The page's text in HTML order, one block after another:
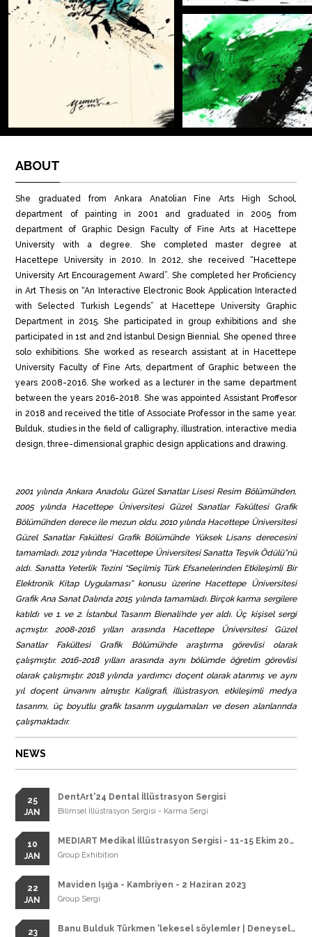
ABOUT
She graduated from Ankara Anatolian Fine Arts High School,
department of painting in 2001 and graduated in 2005 from
department of Graphic Design Faculty of Fine Arts at Hacettepe
University with a degree. She completed master degree at
Hacettepe University in 2010. In 2012, she received “Hacettepe
University Art Encouragement Award”. She completed her Proficiency
in Art Thesis on “An Interactive Electronic Book Application Interacted
with Selected Turkish Legends” at Hacettepe University Graphic
Department in 2015. She participated in group exhibitions and she
participated in 1st and 2nd İstanbul Design Biennial. She opened three
solo exhibitions. She worked as research assistant at in Hacettepe
University Faculty of Fine Arts, department of Graphic between the
years 2008-2016. She worked as a lecturer in the same department
between the years 2016-2018. She was appointed Assistant Proffesor
in 2018 and received the title of Associate Professor in the same year.
Bulduk, studies in the field of calligraphy, illustration, interactive media
design, three-dimensional graphic design applications and drawing.
2001 yılında Ankara Anadolu Güzel Sanatlar Lisesi Resim Bölümü’nden,
2005 yılında Hacettepe Üniversitesi Güzel Sanatlar Fakültesi Grafik
Bölümü’nden derece ile mezun oldu. 2010 yılında Hacettepe Üniversitesi
Güzel Sanatlar Fakültesi Grafik Bölümü’nde Yüksek Lisans derecesini
tamamladı. 2012 yılında “Hacettepe Üniversitesi Sanatta Teşvik Ödülü”nü
aldı. Sanatta Yeterlik Tezini “Seçilmiş Türk Efsanelerinden Etkileşimli Bir
Elektronik Kitap Uygulaması” konusu üzerine Hacettepe Üniversitesi
Grafik Ana Sanat Dalında 2015 yılında tamamladı. Birçok karma sergilere
katıldı ve 1. ve 2. İstanbul Tasarım Bienali’nde yer aldı. Üç kişisel sergi
açmıştır. 2008-2016 yılları arasında Hacettepe Üniversitesi Güzel
Sanatlar Fakültesi Grafik Bölümü’nde araştırma görevlisi olarak
çalışmıştır. 2016-2018 yılları arasında aynı bölümde öğretim görevlisi
olarak çalışmıştır. 2018 yılında yardımcı doçent olarak atanmış ve aynı
yıl doçent ünvanını almıştır. Kaligrafi, illüstrasyon, etkileşimli medya
tasarımı, üç boyutlu grafik tasarım uygulamaları ve desen alanlarında
çalışmaktadır.
NEWS
25
JAN
DentArt'24 Dental İllüstrasyon Sergisi
Bilimsel İllüstrasyon Sergisi - Karma Sergi
10
JAN
MEDIART Medikal İllüstrasyon Sergisi - 11-15 Ekim 2023
Group Exhibition
22
JAN
Maviden Işığa - Kambriyen - 2 Haziran 2023
Group Sergi
23 Banu Bulduk Türkmen 'lekesel söylemler | Deneysel Kaligrafi Sergisi | Kişisel Sergi | 2023